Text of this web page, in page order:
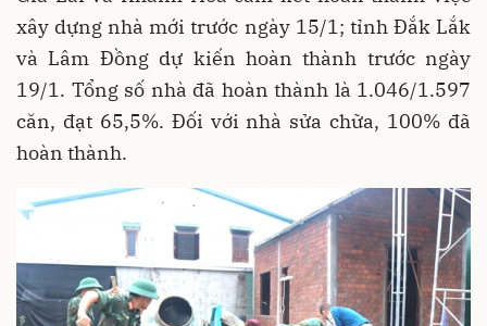
xây dựng nhà mới trước ngày 15/1; tỉnh Đắk Lắk
và Lâm Đồng dự kiến hoàn thành trước ngày
19/1. Tổng số nhà đã hoàn thành là 1.046/1.597
căn, đạt 65,5%. Đối với nhà sửa chữa, 100% đã
hoàn thành.